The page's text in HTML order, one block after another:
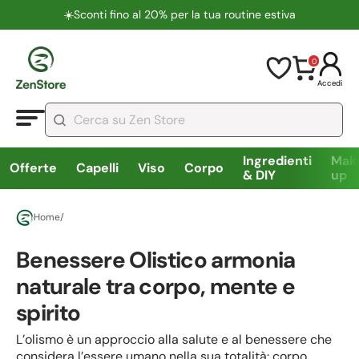
☀️​Sconti fino al 20% per la tua routine estiva
0
Accedi
Offerte Capelli Viso Corpo
Ingredienti
& DIY
up
Home/
Benessere Olistico armonia
naturale tra corpo, mente e
spirito
L’olismo è un approccio alla salute e al benessere che